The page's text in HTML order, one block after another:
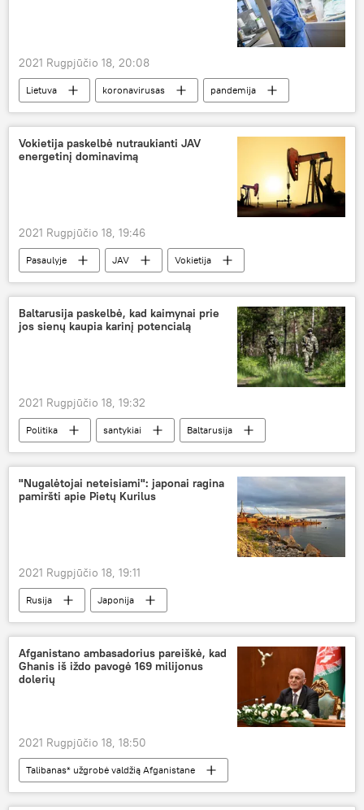
2021 Rugpjūčio 18, 20:08
Lietuva koronavirusas
pandemija
Koronaviruso pandemija Lietuvoje ir pasaulyje
Vokietija paskelbė nutraukianti JAV
energetinį dominavimą
2021 Rugpjūčio 18, 19:46
Pasaulyje JAV
Vokietija
nafta
Energetika
Baltarusija paskelbė, kad kaimynai prie
jos sienų kaupia karinį potencialą
2021 Rugpjūčio 18, 19:32
Politika santykiai
Baltarusija
Lenkija
Baltijos šalys
karinės pajėgos
"Nugalėtojai neteisiami": japonai ragina
pamiršti apie Pietų Kurilus
2021 Rugpjūčio 18, 19:11
Rusija Japonija
Afganistano ambasadorius pareiškė, kad
Ghanis iš iždo pavogė 169 milijonus
dolerių
2021 Rugpjūčio 18, 18:50
Talibanas* užgrobė valdžią Afganistane
Pasaulyje
Afganistanas